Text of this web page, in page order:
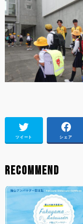
ツイート シェア
RECOMMEND